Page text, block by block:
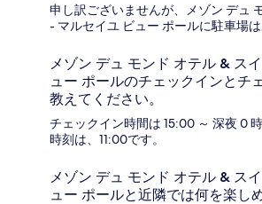
申し訳ございませんが、メゾン デュ
- マルセイユ ビュー ポールに駐車場は
メゾン デュ モンド オテル & ス
ュー ポールのチェックインとチ
教えてください。
チェックイン時間は 15:00 ～ 深夜 0
時刻は、11:00です。
メゾン デュ モンド オテル & ス
ュー ポールと近隣では何を楽し